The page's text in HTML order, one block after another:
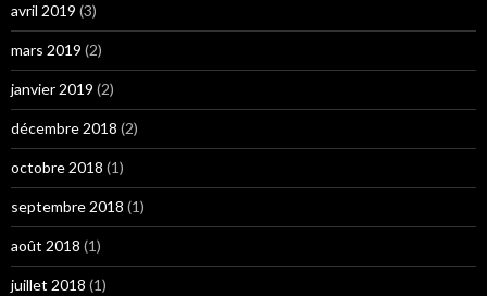
avril 2019 (3)
mars 2019 (2)
janvier 2019 (2)
décembre 2018 (2)
octobre 2018 (1)
septembre 2018 (1)
août 2018 (1)
juillet 2018 (1)